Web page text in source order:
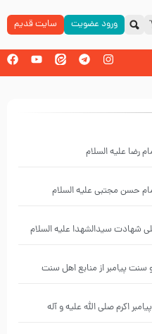
ورود عضویت سایت قدیم
رضا علیه السلام
حسن مجتبی علیه السلام
شهادت سیدالشهدا علیه ‌السلام
سنت پیامبر از منابع اهل سنت
اکرم صلی الله علیه و آله